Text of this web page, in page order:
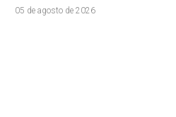
05 de agosto de 2026